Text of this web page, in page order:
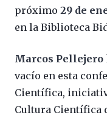
próximo 29 de
en la Biblioteca
Marcos Pellejero
vacío en esta
Científica,
Cultura Científica